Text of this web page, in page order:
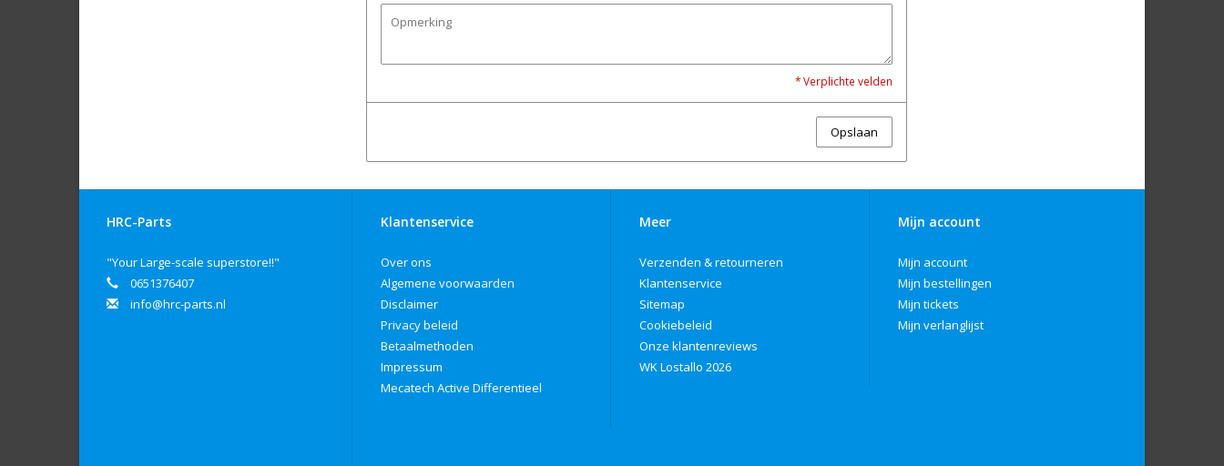
* Verplichte velden
Opslaan
HRC-Parts
"Your Large-scale superstore!!"
0651376407
info@hrc-parts.nl
Klantenservice
Over ons
Algemene voorwaarden
Disclaimer
Privacy beleid
Betaalmethoden
Impressum
Mecatech Active Differentieel
Meer
Verzenden & retourneren
Klantenservice
Sitemap
Cookiebeleid
Onze klantenreviews
WK Lostallo 2026
Mijn account
Mijn account
Mijn bestellingen
Mijn tickets
Mijn verlanglijst